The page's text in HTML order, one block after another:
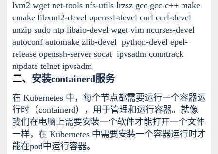
lvm2 wget net-tools nfs-utils lrzsz gcc gcc-c++ make
cmake libxml2-devel openssl-devel curl curl-devel
unzip sudo ntp libaio-devel wget vim ncurses-devel
autoconf automake zlib-devel python-devel epel-
release openssh-server socat ipvsadm conntrack
ntpdate telnet ipvsadm
二、 安装containerd服务
在 Kubernetes 中，每个节点都需要运行一个容器运
行时（containerd），用于管理和运行容器。就像
我们在电脑上需要安装一个软件才能打开一个文件
一样，在 Kubernetes 中需要安装一个容器运行时才
能在pod中运行容器。